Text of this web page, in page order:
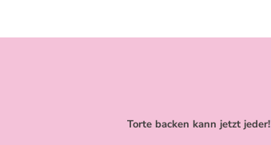
Torte backen kann jetzt jeder!